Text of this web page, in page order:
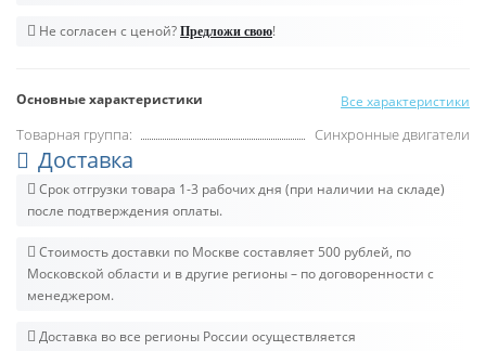
Не согласен с ценой? Предложи свою!
Основные характеристики Все характеристики
Товарная группа: Синхронные двигатели
Доставка
Срок отгрузки товара 1-3 рабочих дня (при наличии на складе)
после подтверждения оплаты.
Стоимость доставки по Москве составляет 500 рублей, по
Московской области и в другие регионы – по договоренности с
менеджером.
Доставка во все регионы России осуществляется